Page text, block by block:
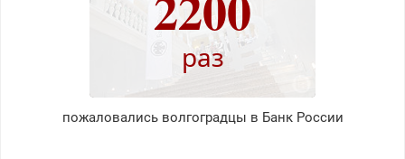
раз
пожаловались волгоградцы в Банк России